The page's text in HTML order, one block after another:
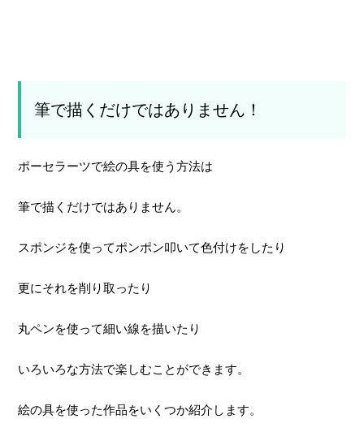
筆で描くだけではありません！
ポーセラーツで絵の具を使う方法は
筆で描くだけではありません。
スポンジを使ってポンポン叩いて色付けをしたり
更にそれを削り取ったり
丸ペンを使って細い線を描いたり
いろいろな方法で楽しむことができます。
絵の具を使った作品をいくつか紹介します。